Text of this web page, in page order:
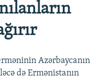
Azərbaycanın
də Ermənistanın